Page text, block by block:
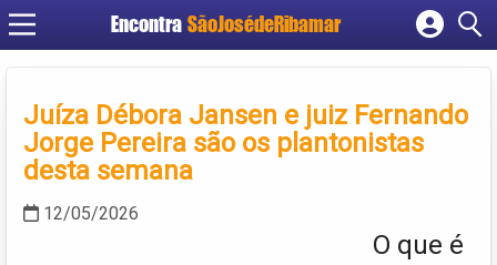
Encontra SãoJosédeRibamar
Cadastrar empresa
Criar conta
Juíza Débora Jansen e juiz Fernando
Jorge Pereira são os plantonistas
desta semana
12/05/2026
O que é